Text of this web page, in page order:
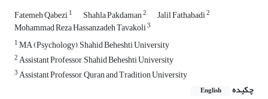
Fatemeh Qabezi1 Shahla Pakdaman2 Jalil Fathabadi2
Mohammad Reza Hassanzadeh Tavakoli3
1MA (Psychology), Shahid Beheshti University
2Assistant Professor, Shahid Beheshti University
3Assistant Professor, Quran and Tradition University
چکیده
English